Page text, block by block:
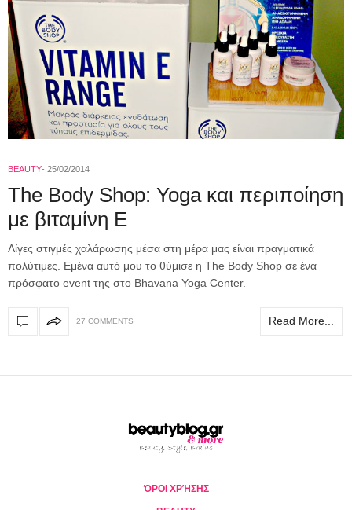
BEAUTY 25/02/2014
The Body Shop: Yoga και περιποίηση
με βιταμίνη Ε
Λίγες στιγμές χαλάρωσης μέσα στη μέρα μας είναι πραγματικά
πολύτιμες. Εμένα αυτό μου το θύμισε η The Body Shop σε ένα
πρόσφατο event της στο Bhavana Yoga Center.
27 COMMENTS Read More...
ΌΡΟΙ ΧΡΉΣΗΣ